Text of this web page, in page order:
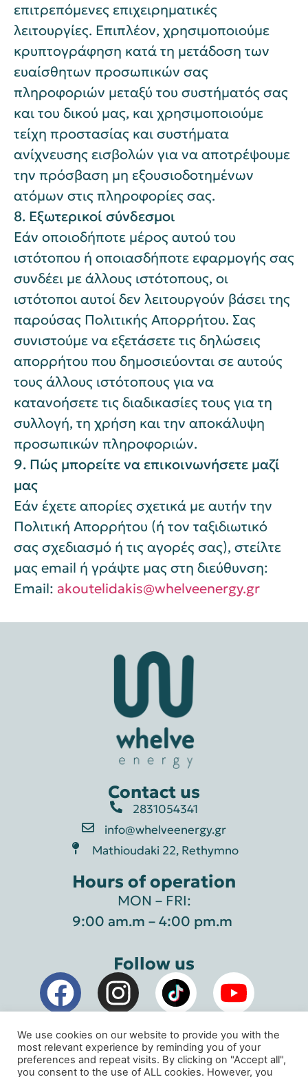
επιτρεπόμενες επιχειρηματικές
λειτουργίες. Επιπλέον, χρησιμοποιούμε
κρυπτογράφηση κατά τη μετάδοση των
ευαίσθητων προσωπικών σας
πληροφοριών μεταξύ του συστήματός σας
και του δικού μας, και χρησιμοποιούμε
τείχη προστασίας και συστήματα
ανίχνευσης εισβολών για να αποτρέψουμε
την πρόσβαση μη εξουσιοδοτημένων
ατόμων στις πληροφορίες σας.
8. Εξωτερικοί σύνδεσμοι
Εάν οποιοδήποτε μέρος αυτού του
ιστότοπου ή οποιασδήποτε εφαρμογής σας
συνδέει με άλλους ιστότοπους, οι
ιστότοποι αυτοί δεν λειτουργούν βάσει της
παρούσας Πολιτικής Απορρήτου. Σας
συνιστούμε να εξετάσετε τις δηλώσεις
απορρήτου που δημοσιεύονται σε αυτούς
τους άλλους ιστότοπους για να
κατανοήσετε τις διαδικασίες τους για τη
συλλογή, τη χρήση και την αποκάλυψη
προσωπικών πληροφοριών.
9. Πώς μπορείτε να επικοινωνήσετε μαζί
μας
Εάν έχετε απορίες σχετικά με αυτήν την
Πολιτική Απορρήτου (ή τον ταξιδιωτικό
σας σχεδιασμό ή τις αγορές σας), στείλτε
μας email ή γράψτε μας στη διεύθυνση:
Email: akoutelidakis@whelveenergy.gr
Contact us
2831054341
info@whelveenergy.gr
Mathioudaki 22, Rethymno
Hours of operation
MON – FRI:
9:00 am.m – 4:00 pm.m
Follow us
We use cookies on our website to provide you with the
most relevant experience by reminding you of your
preferences and repeat visits. By clicking on "Accept all",
you consent to the use of ALL cookies. However, you